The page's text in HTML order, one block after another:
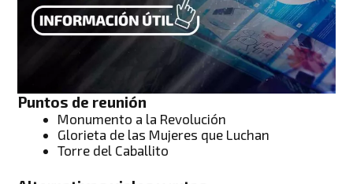
Puntos de reunión
Monumento a la Revolución
Glorieta de las Mujeres que Luchan
Torre del Caballito